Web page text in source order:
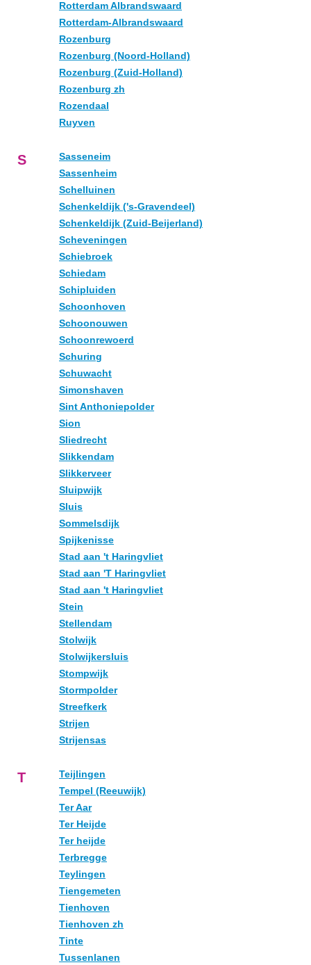
Rotterdam Albrandswaard
Rotterdam-Albrandswaard
Rozenburg
Rozenburg (Noord-Holland)
Rozenburg (Zuid-Holland)
Rozenburg zh
Rozendaal
Ruyven
S
Sasseneim
Sassenheim
Schelluinen
Schenkeldijk ('s-Gravendeel)
Schenkeldijk (Zuid-Beijerland)
Scheveningen
Schiebroek
Schiedam
Schipluiden
Schoonhoven
Schoonouwen
Schoonrewoerd
Schuring
Schuwacht
Simonshaven
Sint Anthoniepolder
Sion
Sliedrecht
Slikkendam
Slikkerveer
Sluipwijk
Sluis
Sommelsdijk
Spijkenisse
Stad aan 't Haringvliet
Stad aan 'T Haringvliet
Stad aan 't Haringvliet
Stein
Stellendam
Stolwijk
Stolwijkersluis
Stompwijk
Stormpolder
Streefkerk
Strijen
Strijensas
T
Teijlingen
Tempel (Reeuwijk)
Ter Aar
Ter Heijde
Ter heijde
Terbregge
Teylingen
Tiengemeten
Tienhoven
Tienhoven zh
Tinte
Tussenlanen